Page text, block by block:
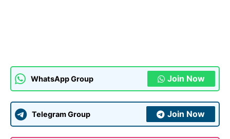
WhatsApp Group Join Now
Telegram Group Join Now